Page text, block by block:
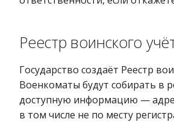
Реестр воинского
Государство создаёт Реестр
Военкоматы будут собирать в
доступную информацию —
в том числе не по месту